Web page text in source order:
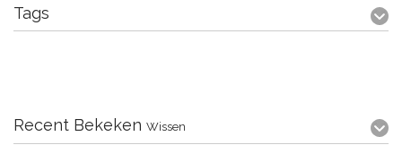
Tags
Recent Bekeken Wissen